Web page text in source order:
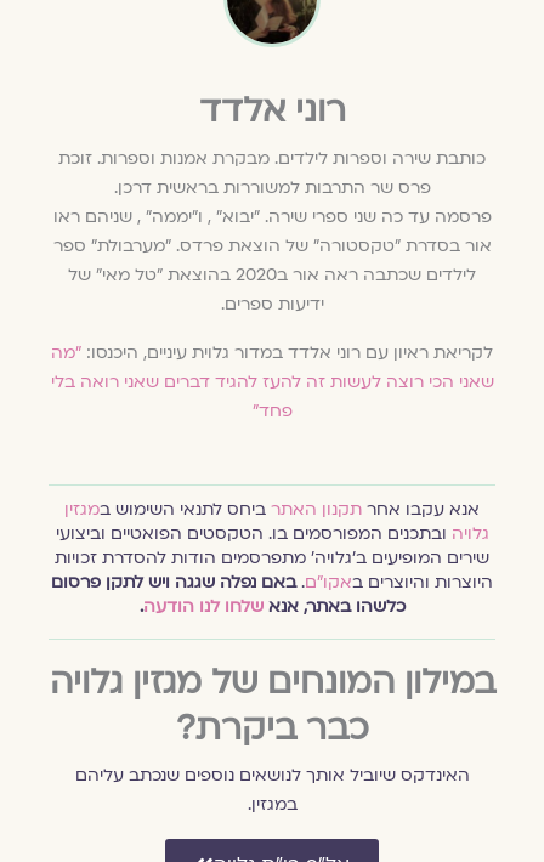
רוני אלדד
כותבת שירה וספרות לילדים. מבקרת אמנות וספרות. זוכת
פרס שר התרבות למשוררות בראשית דרכן.
פרסמה עד כה שני ספרי שירה. "יבוא" , ו"יממה" , שניהם ראו
אור בסדרת "טקסטורה" של הוצאת פרדס. "מערבולת" ספר
לילדים שכתבה ראה אור ב2020 בהוצאת "טל מאי" של
ידיעות ספרים.
לקריאת ראיון עם רוני אלדד במדור גלוית עיניים, היכנסו:"מה
שאני הכי רוצה לעשות זה להעז להגיד דברים שאני רואה בלי
פחד"
אנא עקבו אחרתקנון האתרביחס לתנאי השימוש ב מגזין
גלויהובתכנים המפורסמים בו. הטקסטים הפואטיים וביצועי
שירים המופיעים ב׳גלויה׳ מתפרסמים הודות להסדרת זכויות
היוצרות והיוצרים ב אקו״ם.באם נפלה שגגה ויש לתקן פרסום
כלשהו באתר, אנאשלחו לנו הודעה.
במילון המונחים של מגזין גלויה
כבר ביקרת?
האינדקס שיוביל אותך לנושאים נוספים שנכתב עליהם
במגזין.